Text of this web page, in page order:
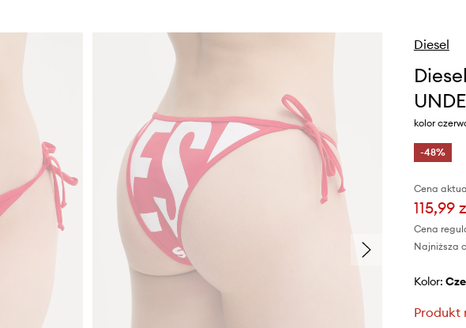
Diesel
kolor
-48%
Cena
115,99
Cena
Najniższa
Kolor:
Produkt